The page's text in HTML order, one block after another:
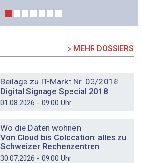
» MEHR DOSSIERS
Beilage zu IT-Markt Nr. 03/2018
Digital Signage Special 2018
01.08.2026 - 09:00 Uhr
Wo die Daten wohnen
Von Cloud bis Colocation: alles zu
Schweizer Rechenzentren
30.07.2026 - 09:00 Uhr